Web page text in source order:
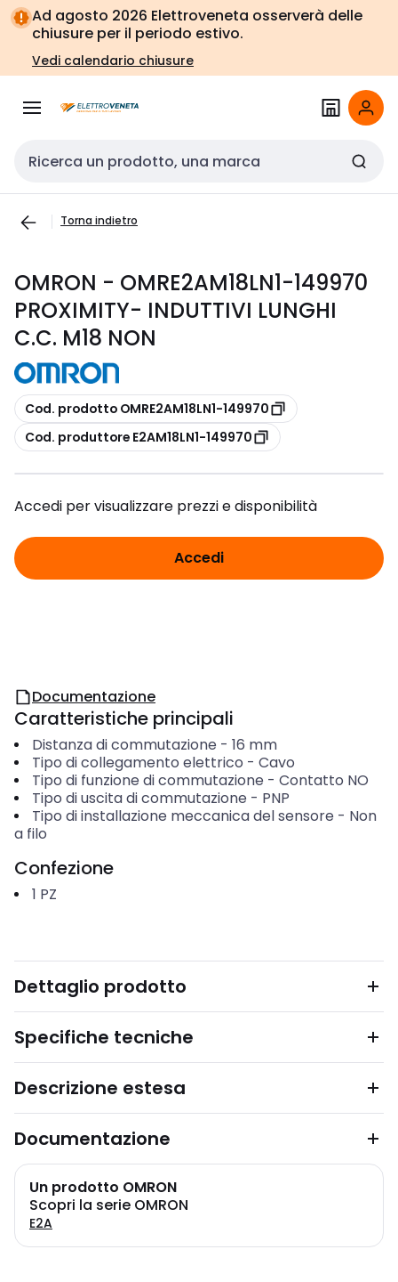
Vai alla
navigazione
Vai
alla
pagina
Ad agosto 2026 Elettroveneta osserverà delle
chiusure per il periodo estivo.
Vedi calendario chiusure
Cerca input
Torna indietro
OMRON - OMRE2AM18LN1-149970
PROXIMITY- INDUTTIVI LUNGHI
C.C. M18 NON
copia
Cod. prodotto OMRE2AM18LN1-149970
copia
Cod. produttore E2AM18LN1-149970
Accedi per visualizzare prezzi e disponibilità
Accedi
Documentazione
Caratteristiche principali
Distanza di commutazione - 16 mm
Tipo di collegamento elettrico - Cavo
Tipo di funzione di commutazione - Contatto NO
Tipo di uscita di commutazione - PNP
Tipo di installazione meccanica del sensore - Non
a filo
Confezione
1 PZ
Dettaglio prodotto
Specifiche tecniche
Descrizione estesa
Documentazione
Un prodotto OMRON
Scopri la serie OMRON
E2A